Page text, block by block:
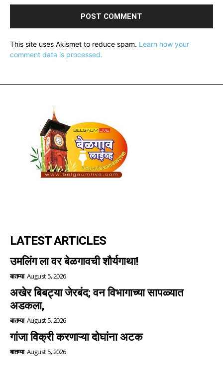
This site uses Akismet to reduce spam. Learn how your
comment data is processed.
LATEST ARTICLES
उमलिंग ला वर बेळगावची शौर्यगाथा!
बातम्या August 5, 2026
अखेर बिबट्या जेरबंद; वन विभागाच्या सापळ्यात
अडकला,
बातम्या August 5, 2026
गांजा विक्री करणाऱ्या दोघांना अटक
बातम्या August 5, 2026